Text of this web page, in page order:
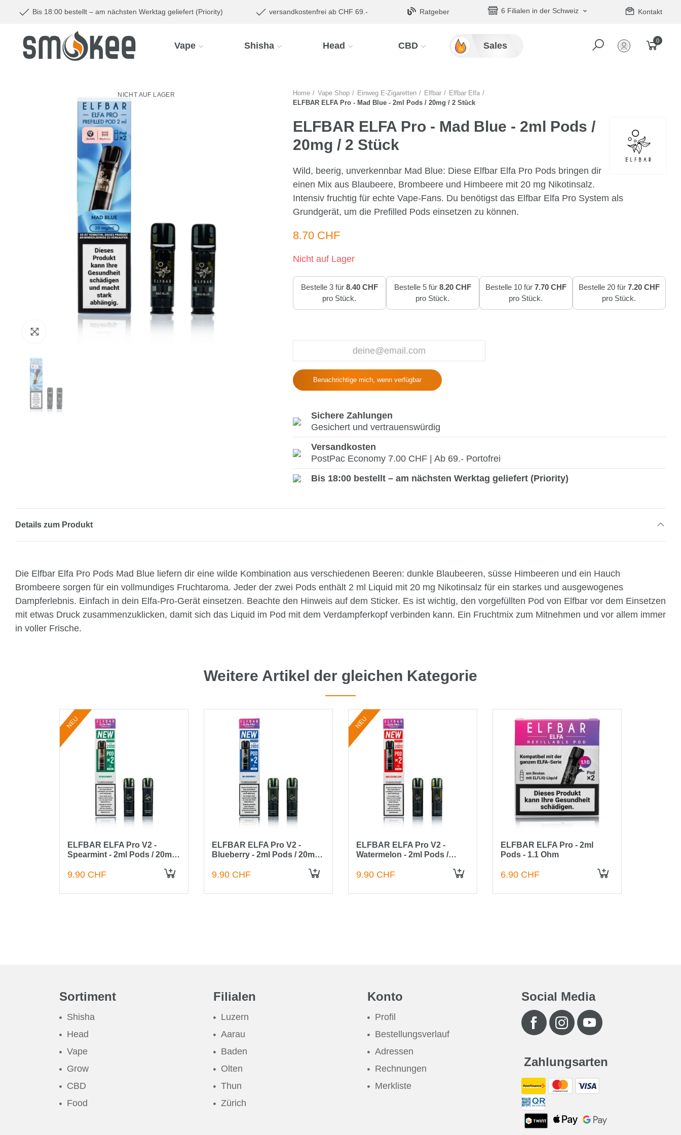
Bis 18:00 bestellt – am nächsten Werktag geliefert (Priority) versandkostenfrei ab CHF 69.- Ratgeber 6 Filialen in der Schweiz Kontakt
Vape Shisha Head CBD Sales
0
NICHT AUF LAGER Home Vape Shop Einweg E-Zigaretten Elfbar
Elfbar Elfa
ELFBAR ELFA Pro - Mad Blue - 2ml Pods / 20mg / 2 Stück
ELFBAR ELFA Pro - Mad Blue - 2ml Pods /
20mg / 2 Stück
Wild, beerig, unverkennbar Mad Blue: Diese Elfbar Elfa Pro Pods bringen dir
einen Mix aus Blaubeere, Brombeere und Himbeere mit 20 mg Nikotinsalz.
Intensiv fruchtig für echte Vape-Fans. Du benötigst das Elfbar Elfa Pro System als
Grundgerät, um die Prefilled Pods einsetzen zu können.
8.70 CHF
Nicht auf Lager
Bestelle 3 für 8.40 CHF
pro Stück.
Bestelle 5 für 8.20 CHF
pro Stück.
Bestelle 10 für 7.70 CHF
pro Stück.
Bestelle 20 für 7.20 CHF
pro Stück.
Benachrichtige mich, wenn verfügbar
Sichere Zahlungen
Gesichert und vertrauenswürdig
Versandkosten
PostPac Economy 7.00 CHF | Ab 69.- Portofrei
Bis 18:00 bestellt – am nächsten Werktag geliefert (Priority)
Details zum Produkt
Die Elfbar Elfa Pro Pods Mad Blue liefern dir eine wilde Kombination aus verschiedenen Beeren: dunkle Blaubeeren, süsse Himbeeren und ein Hauch
Brombeere sorgen für ein vollmundiges Fruchtaroma. Jeder der zwei Pods enthält 2 ml Liquid mit 20 mg Nikotinsalz für ein starkes und ausgewogenes
Dampferlebnis. Einfach in dein Elfa-Pro-Gerät einsetzen. Beachte den Hinweis auf dem Sticker. Es ist wichtig, den vorgefüllten Pod von Elfbar vor dem Einsetzen
mit etwas Druck zusammenzuklicken, damit sich das Liquid im Pod mit dem Verdampferkopf verbinden kann. Ein Fruchtmix zum Mitnehmen und vor allem immer
in voller Frische.
Weitere Artikel der gleichen Kategorie
NEU
ELFBAR ELFA Pro V2 -
Spearmint - 2ml Pods / 20mg
9.90 CHF
ELFBAR ELFA Pro V2 -
Blueberry - 2ml Pods / 20mg /
9.90 CHF
NEU
ELFBAR ELFA Pro V2 -
Watermelon - 2ml Pods /
9.90 CHF
ELFBAR ELFA Pro - 2ml
Pods - 1.1 Ohm
6.90 CHF
Sortiment
Shisha
Head
Vape
Grow
CBD
Food
Filialen
Luzern
Aarau
Baden
Olten
Thun
Zürich
Konto
Profil
Bestellungsverlauf
Adressen
Rechnungen
Merkliste
Social Media
Zahlungsarten